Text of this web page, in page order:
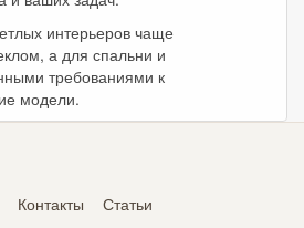
интерьеров чаще
а для спальни и
требованиями к
модели.
Контакты Статьи